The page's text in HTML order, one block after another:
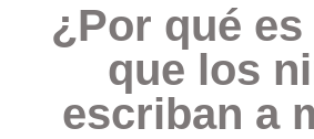
¿Por qué
que los
escriban a